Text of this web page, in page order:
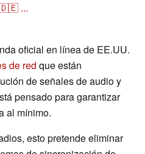
...
oficial en línea de EE.UU.
de red que están
de señales de audio y
pensado para garantizar
al mínimo.
esto pretende eliminar